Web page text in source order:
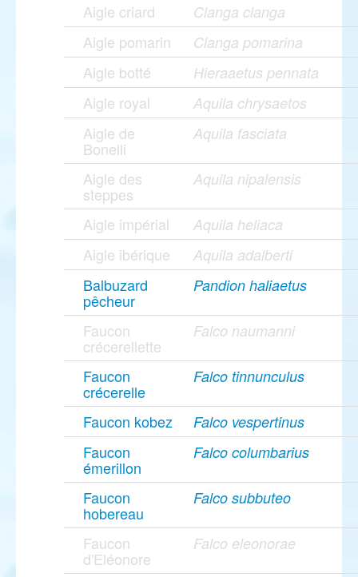
Aigle criard Clanga clanga
Aigle pomarin Clanga pomarina
Aigle botté Hieraaetus pennata
Aigle royal Aquila chrysaetos
Aigle de
Bonelli
Aquila fasciata
Aigle des
steppes
Aquila nipalensis
Aigle impérial Aquila heliaca
Aigle ibérique Aquila adalberti
Balbuzard
pêcheur
Pandion haliaetus
Faucon
crécerellette
Falco naumanni
Faucon
crécerelle
Falco tinnunculus
Faucon kobez Falco vespertinus
Faucon
émerillon
Falco columbarius
Faucon
hobereau
Falco subbuteo
Faucon
d'Eléonore
Falco eleonorae